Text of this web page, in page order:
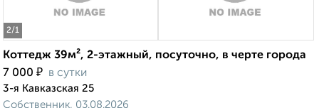
2/1
Коттедж 39м², 2-этажный, посуточно, в черте города
7 000 ₽ в сутки
3-я Кавказская 25
Собственник, 03.08.2026